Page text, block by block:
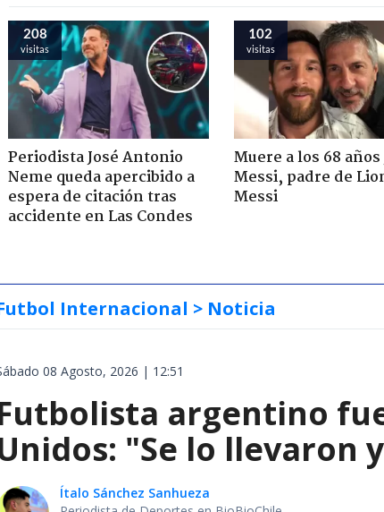
208
visitas
Periodista José Antonio
Neme queda apercibido a
espera de citación tras
accidente en Las Condes
102
visitas
Muere a los 68 años
Messi, padre de
Messi
Internacional > Noticia
08 Agosto, 2026 | 12:51
argentino
"Se lo llevaron
Ítalo Sánchez Sanhueza